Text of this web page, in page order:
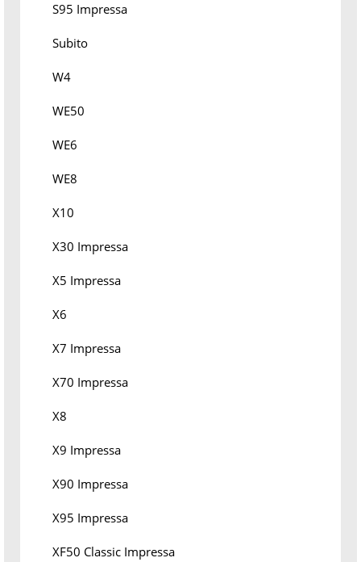
S95 Impressa
Subito
W4
WE50
WE6
WE8
X10
X30 Impressa
X5 Impressa
X6
X7 Impressa
X70 Impressa
X8
X9 Impressa
X90 Impressa
X95 Impressa
XF50 Classic Impressa